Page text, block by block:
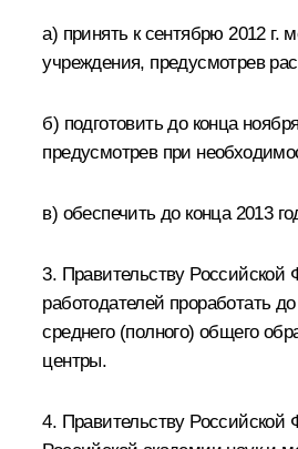
а) принять к сентябрю 2012 г.
учреждения, предусмотрев
б) подготовить до конца
предусмотрев при
в) обеспечить до конца 2013
3. Правительству
работодателей проработать
среднего (полного) общего
центры.
4. Правительству